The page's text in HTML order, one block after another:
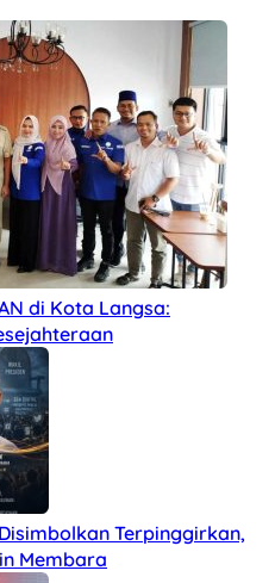
di Kota Langsa:
Terpinggirkan,
Membara